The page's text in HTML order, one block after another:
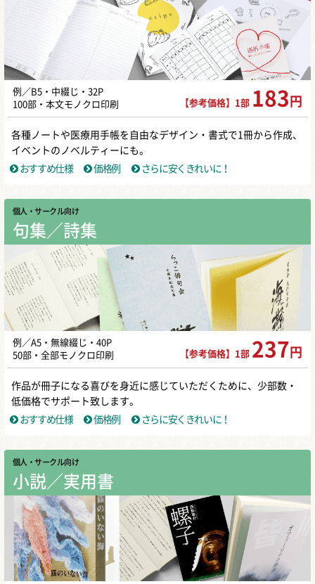
例／B5・中綴じ・32P
100部・本文モノクロ印刷
【参考価格】1部 183 円
各種ノートや医療用手帳を自由なデザイン・書式で1冊から作成、
イベントのノベルティーにも。
おすすめ仕様
価格例 さらに安くきれいに！
個人・サークル向け
句集／詩集
例／A5・無線綴じ・40P
50部・全部モノクロ印刷
【参考価格】1部 237 円
作品が冊子になる喜びを身近に感じていただくために、少部数・
低価格でサポート致します。
おすすめ仕様
価格例 さらに安くきれいに！
個人・サークル向け
小説／実用書